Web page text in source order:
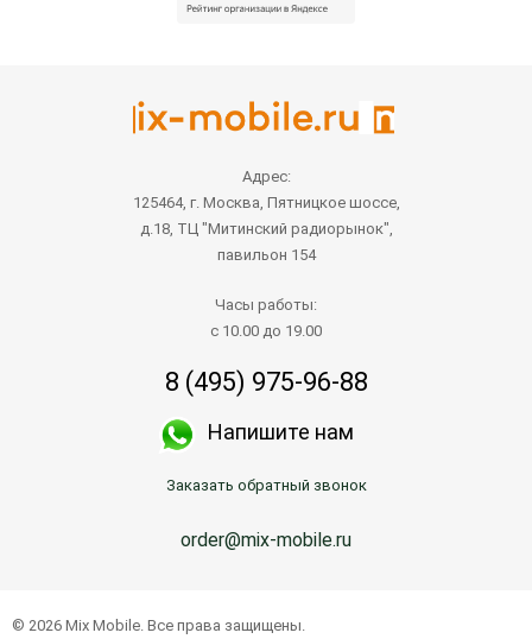
Адрес:
125464, г. Москва, Пятницкое шоссе,
д.18, ТЦ "Митинский радиорынок",
павильон 154
Часы работы:
с 10.00 до 19.00
8 (495) 975-96-88
Напишите нам
Заказать обратный звонок
order@mix-mobile.ru
© 2026 Mix Mobile. Все права защищены.